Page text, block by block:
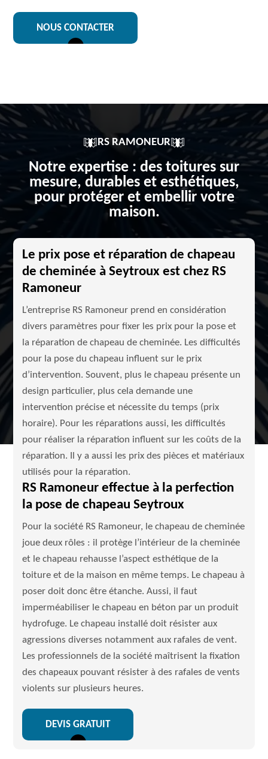
NOUS CONTACTER
RS RAMONEUR
Notre expertise : des toitures sur
mesure, durables et esthétiques,
pour protéger et embellir votre
maison.
Le prix pose et réparation de chapeau
de cheminée à Seytroux est chez RS
Ramoneur
L’entreprise RS Ramoneur prend en considération
divers paramètres pour fixer les prix pour la pose et
la réparation de chapeau de cheminée. Les difficultés
pour la pose du chapeau influent sur le prix
d’intervention. Souvent, plus le chapeau présente un
design particulier, plus cela demande une
intervention précise et nécessite du temps (prix
horaire). Pour les réparations aussi, les difficultés
pour réaliser la réparation influent sur les coûts de la
réparation. Il y a aussi les prix des pièces et matériaux
utilisés pour la réparation.
RS Ramoneur effectue à la perfection
la pose de chapeau Seytroux
Pour la société RS Ramoneur, le chapeau de cheminée
joue deux rôles : il protège l’intérieur de la cheminée
et le chapeau rehausse l’aspect esthétique de la
toiture et de la maison en même temps. Le chapeau à
poser doit donc être étanche. Aussi, il faut
imperméabiliser le chapeau en béton par un produit
hydrofuge. Le chapeau installé doit résister aux
agressions diverses notamment aux rafales de vent.
Les professionnels de la société maîtrisent la fixation
des chapeaux pouvant résister à des rafales de vents
violents sur plusieurs heures.
DEVIS GRATUIT